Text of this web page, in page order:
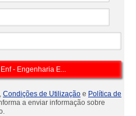
, Condições de Utilização e Política de
a enviar informação sobre